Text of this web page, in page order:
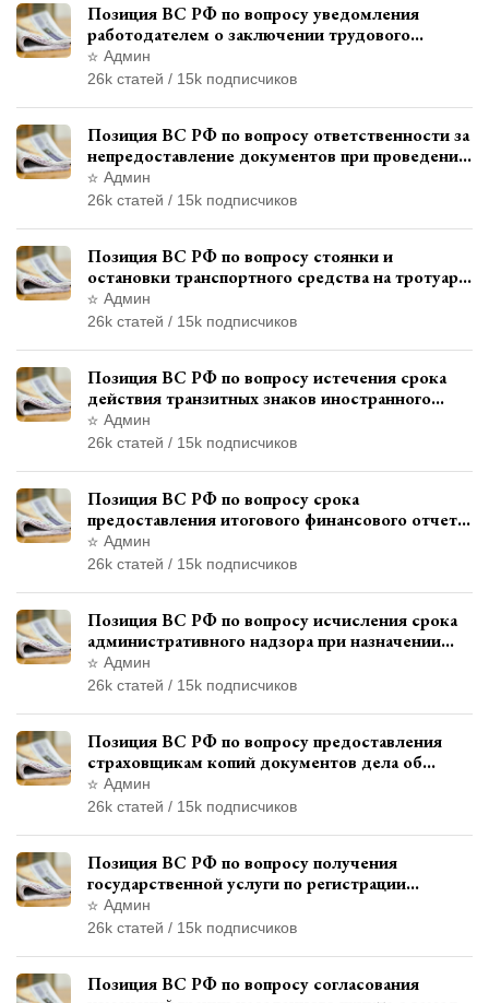
Позиция ВС РФ по вопросу уведомления
работодателем о заключении трудового
договора с бывшим государственным
служащим
Админ
26k статей / 15k подписчиков
Позиция ВС РФ по вопросу ответственности за
непредоставление документов при проведении
контроля и надзора
Админ
26k статей / 15k подписчиков
Позиция ВС РФ по вопросу стоянки и
остановки транспортного средства на тротуаре
и квалификации административного
правонарушения
Админ
26k статей / 15k подписчиков
Позиция ВС РФ по вопросу истечения срока
действия транзитных знаков иностранного
государства и отсутствия состава
административного правонарушения
Админ
26k статей / 15k подписчиков
Позиция ВС РФ по вопросу срока
предоставления итогового финансового отчета
кандидатом в соответствии с
законодательством о выборах
Админ
26k статей / 15k подписчиков
Позиция ВС РФ по вопросу исчисления срока
административного надзора при назначении
дополнительного наказания, отличного от
ограничения свободы
Админ
26k статей / 15k подписчиков
Позиция ВС РФ по вопросу предоставления
страховщикам копий документов дела об
административном правонарушении для
автотехнической экспертизы
Админ
26k статей / 15k подписчиков
Позиция ВС РФ по вопросу получения
государственной услуги по регистрации
транспортного средства через представителя
Админ
26k статей / 15k подписчиков
Позиция ВС РФ по вопросу согласования